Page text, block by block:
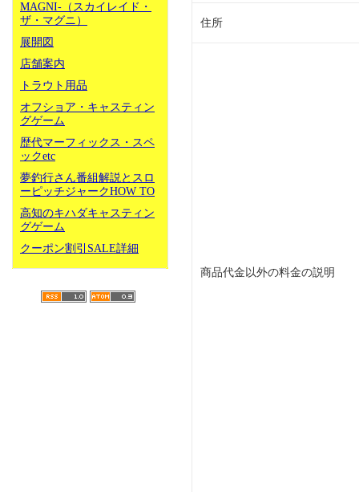
MAGNI-（スカイレイド・
ザ・マグニ）
展開図
店舗案内
トラウト用品
オフショア・キャスティン
グゲーム
歴代マーフィックス・スペ
ックetc
夢釣行さん番組解説とスロ
ーピッチジャークHOW TO
高知のキハダキャスティン
グゲーム
クーポン割引SALE詳細
住所
商品代金以外の料金の説明